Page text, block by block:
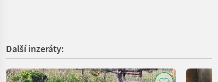
Další inzeráty: